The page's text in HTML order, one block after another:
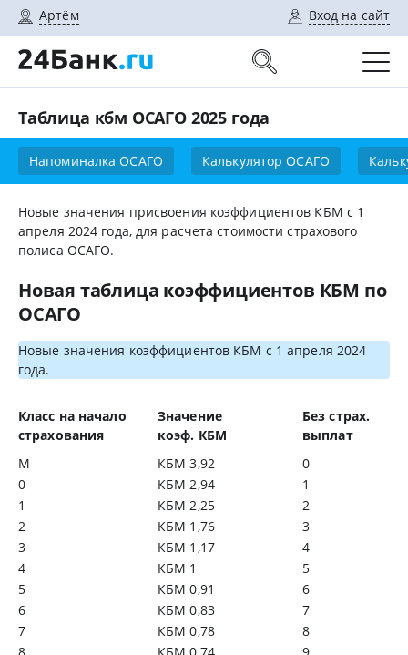
Артём Вход на сайт
Таблица кбм ОСАГО 2025 года
Напоминалка ОСАГО Калькулятор ОСАГО
Новые значения присвоения коэффициентов КБМ с 1
апреля 2024 года, для расчета стоимости страхового
полиса ОСАГО.
Новая таблица коэффициентов КБМ по
ОСАГО
Новые значения коэффициентов КБМ с 1 апреля 2024
года.
Класс на начало
страхования
Значение
коэф. КБМ
Без страх.
выплат
М
КБМ 3,92
0
0
КБМ 2,94
1
1
КБМ 2,25
2
2
КБМ 1,76
3
3
КБМ 1,17
4
4
КБМ 1
5
5
КБМ 0,91
6
6
КБМ 0,83
7
7
КБМ 0,78
8